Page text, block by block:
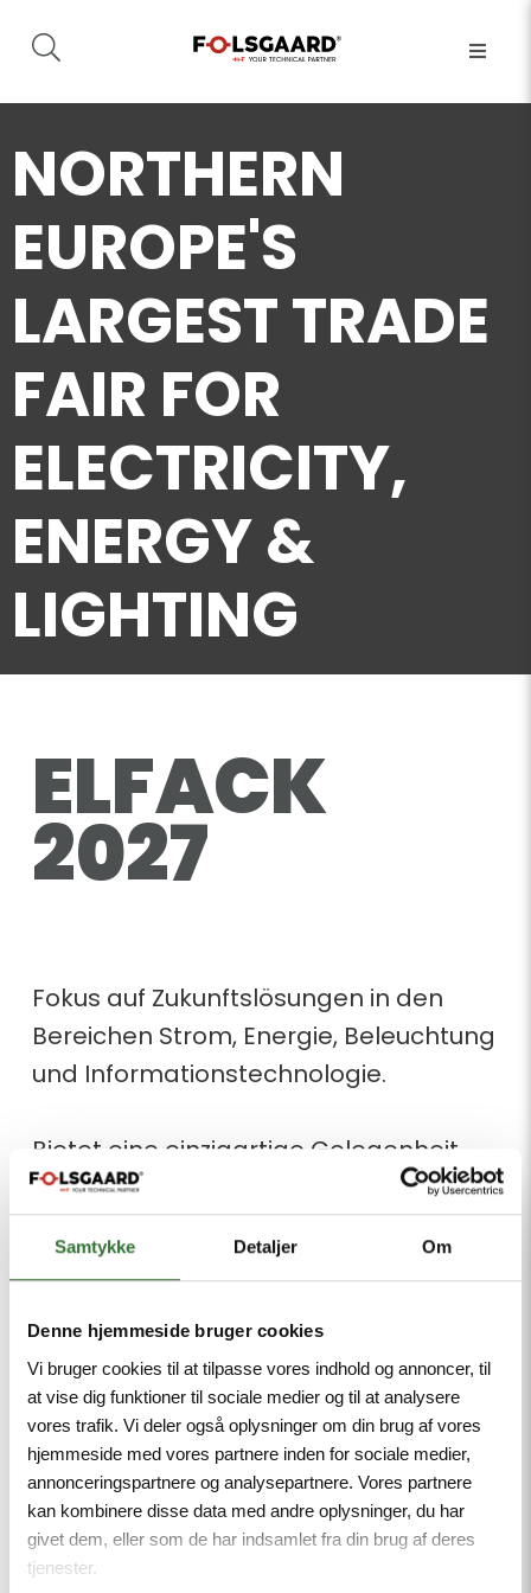
Samtykke Detaljer Om
Denne hjemmeside bruger cookies
Vi bruger cookies til at tilpasse vores indhold og annoncer, til
at vise dig funktioner til sociale medier og til at analysere
vores trafik. Vi deler også oplysninger om din brug af vores
hjemmeside med vores partnere inden for sociale medier,
annonceringspartnere og analysepartnere. Vores partnere
kan kombinere disse data med andre oplysninger, du har
givet dem, eller som de har indsamlet fra din brug af deres
tjenester.
NORTHERN
EUROPE'S
LARGEST TRADE
FAIR FOR
ELECTRICITY,
ENERGY &
LIGHTING
ELFACK
2027
Fokus auf Zukunftslösungen in den
Bereichen Strom, Energie, Beleuchtung
und Informationstechnologie.
Bietet eine einzigartige Gelegenheit,
Menschen und Organisationen aus
der gesamten Elektro-, Energie- und
Beleuchtungsbranche zu treffen. Es
geben, Raum für Treffen und
Diskussionen, ein umfangreiches
Seminarprogramm und
Bildungsaktivitäten.